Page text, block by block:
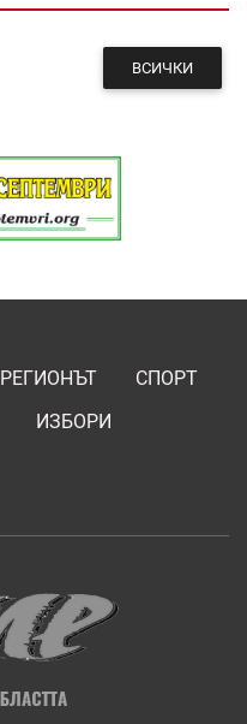
ВСИЧКИ
РЕГИОНЪТ
СПОРТ
ИЗБОРИ